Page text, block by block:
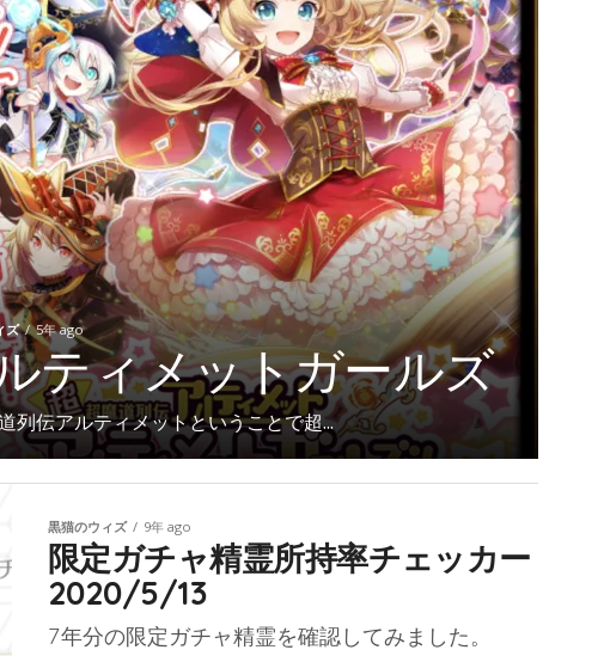
ズ 5年 ago
ティメットガールズ
列伝アルティメットということで超...
黒猫のウィズ 9年 ago
限定ガチャ精霊所持率チェッカー
2020/5/13
7年分の限定ガチャ精霊を確認してみました。